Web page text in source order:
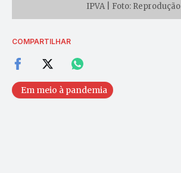
IPVA | Foto: Reprodução
COMPARTILHAR
Em meio à pandemia